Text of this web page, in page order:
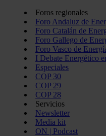
Foros regionales
Foro Andaluz de
Foro Catalán de
Foro Gallego de
Foro Vasco de
I Debate Energético
Especiales
COP 30
COP 29
COP 28
Servicios
Newsletter
Media kit
ON | Podcast